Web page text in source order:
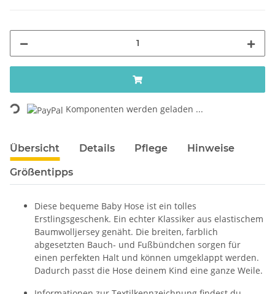
Loading... Komponenten werden geladen ...
Übersicht Details Pflege Hinweise
Größentipps
Diese bequeme Baby Hose ist ein tolles
Erstlingsgeschenk. Ein echter Klassiker aus elastischem
Baumwolljersey genäht. Die breiten, farblich
abgesetzten Bauch- und Fußbündchen sorgen für
einen perfekten Halt und können umgeklappt werden.
Dadurch passt die Hose deinem Kind eine ganze Weile.